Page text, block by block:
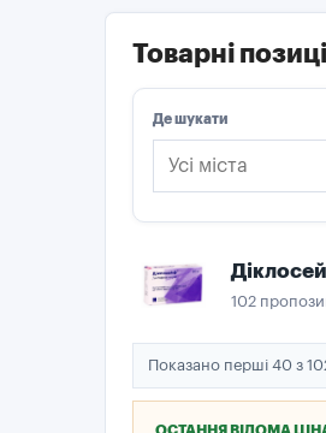
Товарні
Де шукати
102
Показано перші 40 з